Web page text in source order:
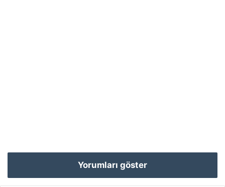
Yorumları göster